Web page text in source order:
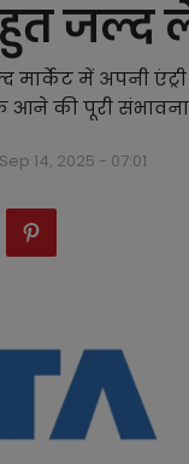
जल्द
मार्केट में अपनी
की पूरी संभावना
Sep 14, 2025 - 07:01